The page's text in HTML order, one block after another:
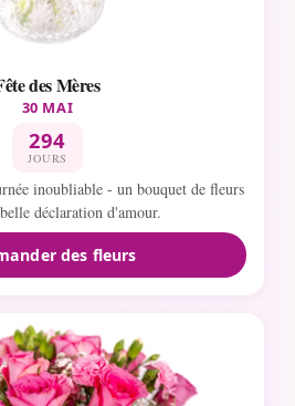
des Mères
30 MAI
294
JOURS
inoubliable - un bouquet de fleurs
déclaration d'amour.
des fleurs